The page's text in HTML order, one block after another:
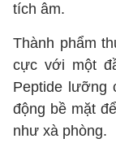
tích âm.
Thành phẩm
cực với một
Peptide lưỡng
động bề mặt
như xà phòng.